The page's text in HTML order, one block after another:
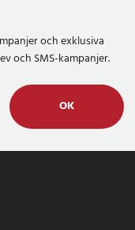
och exklusiva
och SMS-kampanjer.
OK